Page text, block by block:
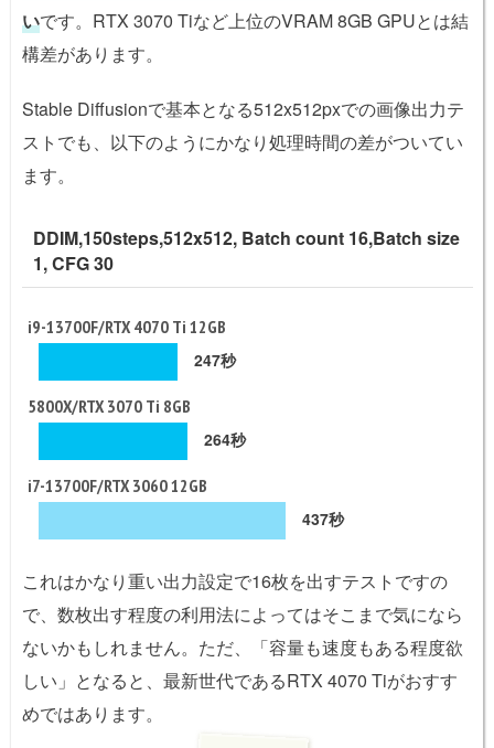
いです。RTX 3070 Tiなど上位のVRAM 8GB GPUとは結
構差があります。
Stable Diffusionで基本となる512x512pxでの画像出力テ
ストでも、以下のようにかなり処理時間の差がついてい
ます。
DDIM,150steps,512x512, Batch count 16,Batch size
1, CFG 30
i9-13700F/RTX 4070 Ti 12GB
247秒
5800X/RTX 3070 Ti 8GB
264秒
i7-13700F/RTX 3060 12GB
437秒
これはかなり重い出力設定で16枚を出すテストですの
で、数枚出す程度の利用法によってはそこまで気になら
ないかもしれません。ただ、「容量も速度もある程度欲
しい」となると、最新世代であるRTX 4070 Tiがおすす
めではあります。